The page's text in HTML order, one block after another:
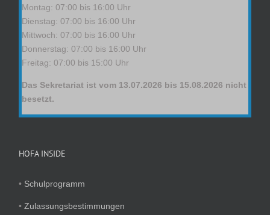
Montag: 07:00 bis 16:00 Uhr
Dienstag: 07:00 bis 16:00 Uhr
Mittwoch: 07:00 bis 16:00 Uhr
Donnerstag: 07:00 bis 16:00 Uhr
Freitag: 07:00 bis 15:00 Uhr
Das Sekretariat ist vom 13.07.2026 bis 15.08.2026 nicht
besetzt.
HOFA INSIDE
• Schulprogramm
•Zulassungsbestimmungen